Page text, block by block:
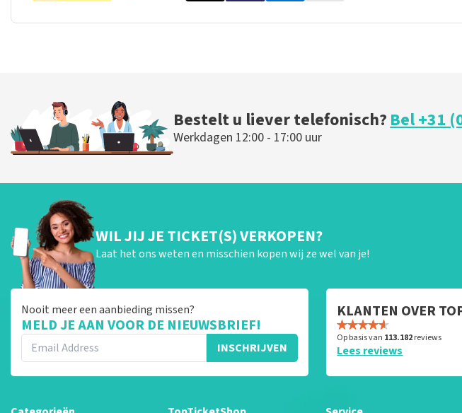
Bestelt u liever telefonisch?Bel +31
Werkdagen 12:00 - 17:00 uur
WIL JIJ JE TICKET(S) VERKOPEN?
Laat het ons weten en misschien kopen wij ze wel van je!
Nooit meer een aanbieding missen?
MELD JE AAN VOOR DE NIEUWSBRIEF!
INSCHRIJVEN
KLANTEN OVER
Op basis van 113.182reviews
Lees reviews